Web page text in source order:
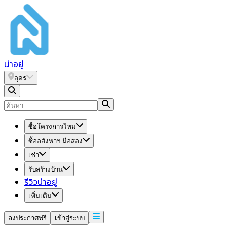
น่าอยู่
อุดร
ซื้อโครงการใหม่
ซื้ออสังหาฯ มือสอง
เช่า
รับสร้างบ้าน
รีวิวน่าอยู่
เพิ่มเติม
ลงประกาศฟรี เข้าสู่ระบบ